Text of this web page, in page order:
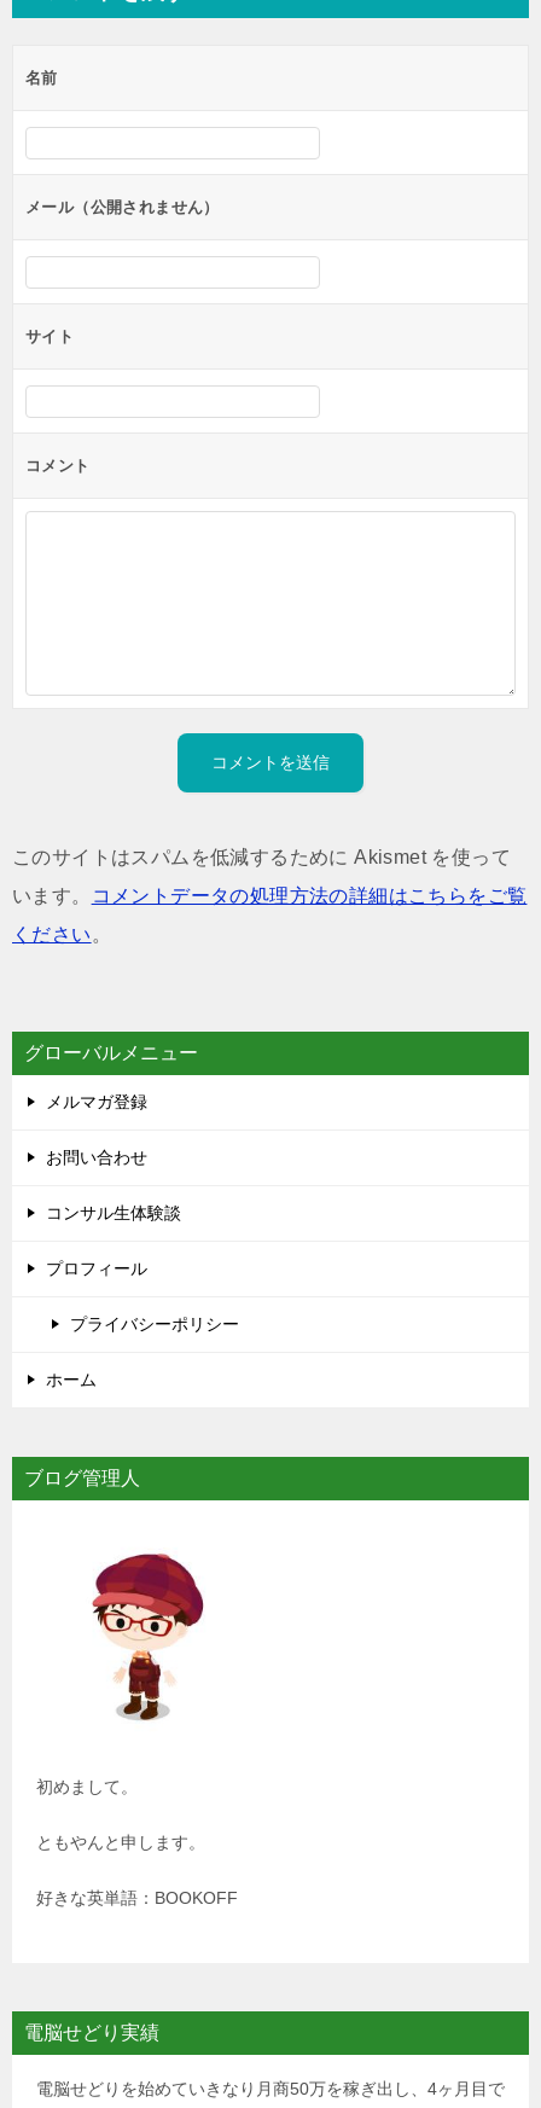
ビ
ー
シ
ョ
ン
名前
メール（公開されません）
サイト
コメント
このサイトはスパムを低減するために Akismet を使って
います。
コメントデータの処理方法の詳細はこちらをご覧
ください 。
グローバルメニュー
メルマガ登録
お問い合わせ
コンサル生体験談
プロフィール
プライバシーポリシー
ホーム
ブログ管理人
初めまして。
ともやんと申します。
好きな英単語：BOOKOFF
電脳せどり実績
電脳せどりを始めていきなり月商50万を稼ぎ出し、4ヶ月目で